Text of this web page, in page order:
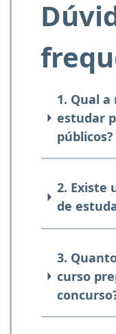
1. Qual
estudar
públicos?
2. Existe
de
3.
curso